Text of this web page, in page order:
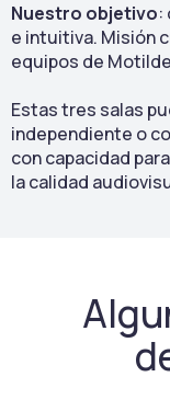
Nuestro objetivo:
e intuitiva. Misión
equipos de
Estas tres salas
independiente o
con capacidad
la calidad